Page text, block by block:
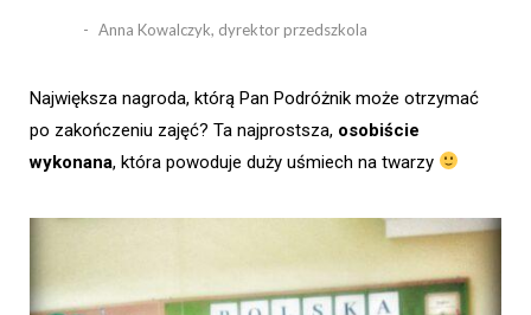
Anna Kowalczyk, dyrektor przedszkola
Największa nagroda, którą Pan Podróżnik może otrzymać
po zakończeniu zajęć? Ta najprostsza, osobiście
wykonana, która powoduje duży uśmiech na twarzy